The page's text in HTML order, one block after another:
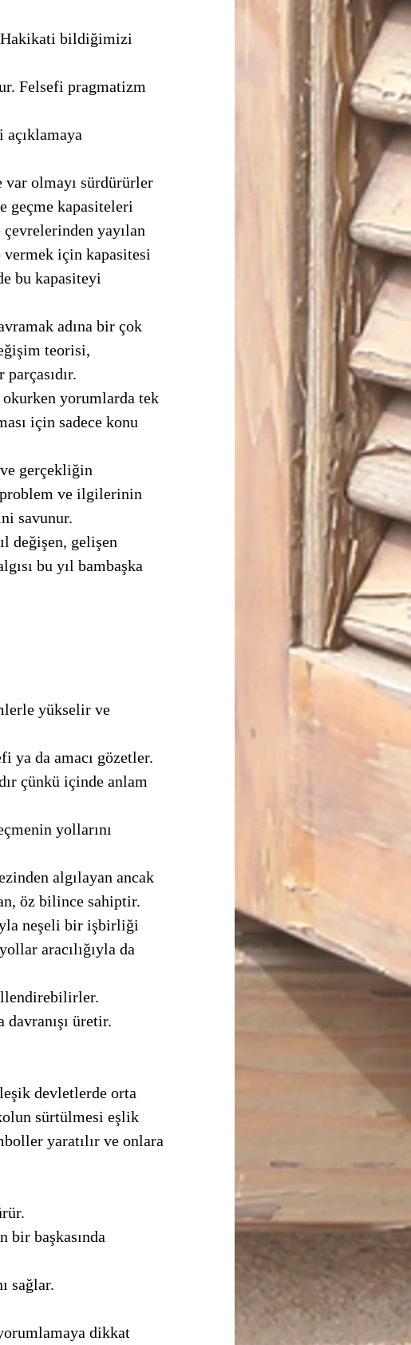
geçme kapasiteleri
yayılan
vermek için kapasitesi
bu kapasiteyi
teorisi,
için sadece konu
problem ve ilgilerinin
savunur.
bu yıl bambaşka
ya da amacı gözetler.
algılayan ancak
öz bilince sahiptir.
aracılığıyla da
üretir.
sürtülmesi eşlik
yaratılır ve onlara
bir başkasında
sağlar.